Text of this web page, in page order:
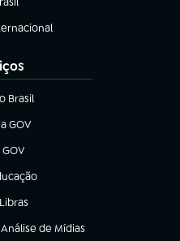
em nova aba)
aba)
Brasil
nova aba)
GOV
nova aba)
nova aba)
aba)
nova aba)
de Mídias